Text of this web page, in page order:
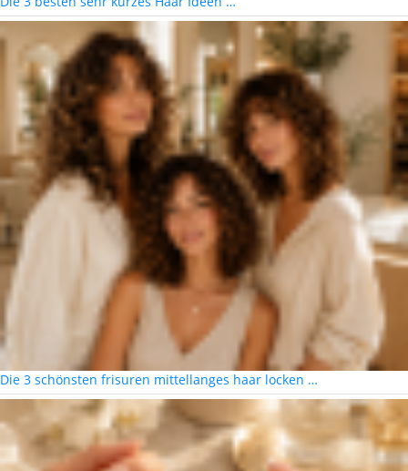
Die 3 schönsten frisuren mittellanges haar locken …